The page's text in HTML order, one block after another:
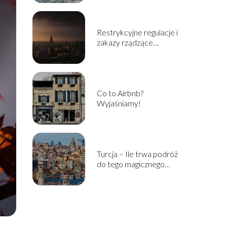
Restrykcyjne regulacje i
zakazy rządzące
Co to Airbnb?
Wyjaśniamy!
Turcja – Ile trwa podróż
do tego magicznego